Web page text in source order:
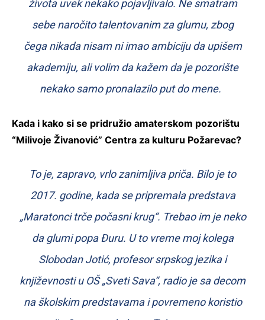
života uvek nekako pojavljivalo. Ne smatram
sebe naročito talentovanim za glumu, zbog
čega nikada nisam ni imao ambiciju da upišem
akademiju, ali volim da kažem da je pozorište
nekako samo pronalazilo put do mene.
Kada i kako si se pridružio amaterskom pozorištu
“Milivoje Živanović” Centra za kulturu Požarevac?
To je, zapravo, vrlo zanimljiva priča. Bilo je to
2017. godine, kada se pripremala predstava
„Maratonci trče počasni krug“. Trebao im je neko
da glumi popa Đuru. U to vreme moj kolega
Slobodan Jotić, profesor srpskog jezika i
književnosti u OŠ „Sveti Sava“, radio je sa decom
na školskim predstavama i povremeno koristio